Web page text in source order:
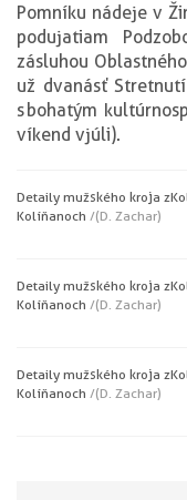
Pomníku nádeje v
podujatiam
zásluhou
už dvanásť
s bohatým
víkend v júli).
Detaily mužského kroja z
Kolíňanoch /(D. Zachar)
Detaily mužského kroja z
Kolíňanoch /(D. Zachar)
Detaily mužského kroja z
Kolíňanoch /(D. Zachar)